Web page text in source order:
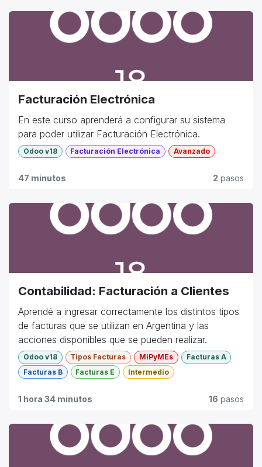
Facturación Electrónica
En este curso aprenderá a configurar su sistema
para poder utilizar Facturación Electrónica.
Odoo v18 Facturación Electrónica Avanzado
47 minutos 2 pasos
Contabilidad: Facturación a Clientes
Aprendé a ingresar correctamente los distintos tipos
de facturas que se utilizan en Argentina y las
acciones disponibles que se pueden realizar.
Odoo v18 Tipos Facturas MiPyMEs
Facturas A
Facturas B
Facturas E Intermedio
1 hora 34 minutos 16 pasos